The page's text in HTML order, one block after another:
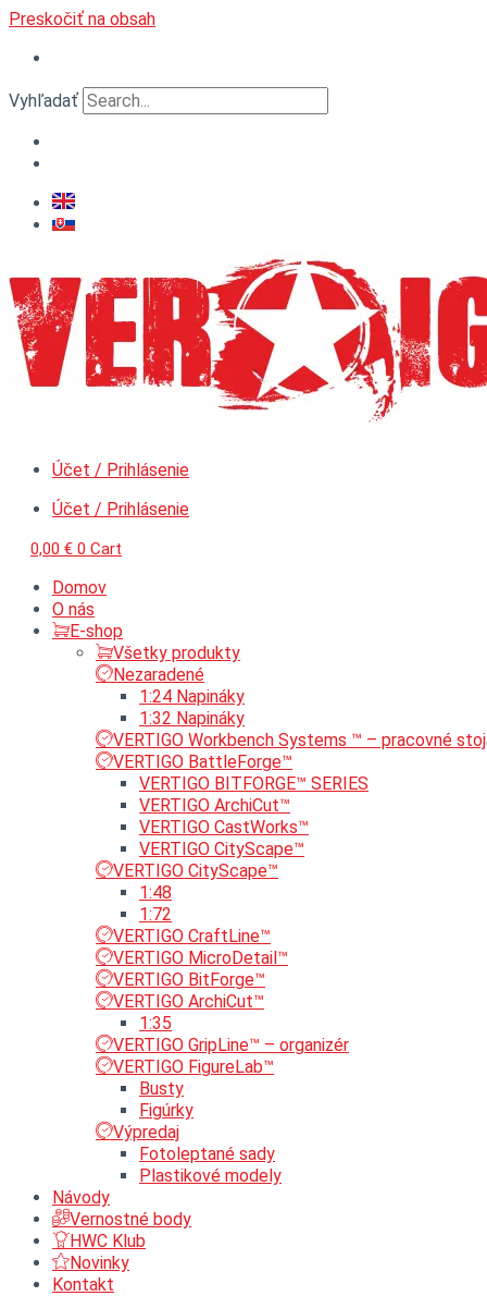
Preskočiť na obsah
Vyhľadať
Účet / Prihlásenie
Účet / Prihlásenie
0,00 € 0 Cart
Domov
O nás
E-shop
Všetky produkty
Nezaradené
1:24 Napináky
1:32 Napináky
VERTIGO Workbench Systems ™ – pracovné
VERTIGO BattleForge™
VERTIGO BITFORGE™ SERIES
VERTIGO ArchiCut™
VERTIGO CastWorks™
VERTIGO CityScape™
VERTIGO CityScape™
1:48
1:72
VERTIGO CraftLine™
VERTIGO MicroDetail™
VERTIGO BitForge™
VERTIGO ArchiCut™
1:35
VERTIGO GripLine™ – organizér
VERTIGO FigureLab™
Busty
Figúrky
Výpredaj
Fotoleptané sady
Plastikové modely
Návody
Vernostné body
HWC Klub
Novinky
Kontakt